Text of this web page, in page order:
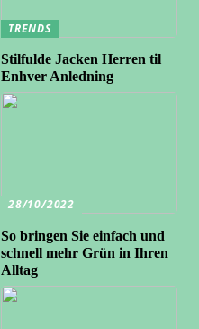
TRENDS
Stilfulde Jacken Herren til
Enhver Anledning
28/10/2022
So bringen Sie einfach und
schnell mehr Grün in Ihren
Alltag